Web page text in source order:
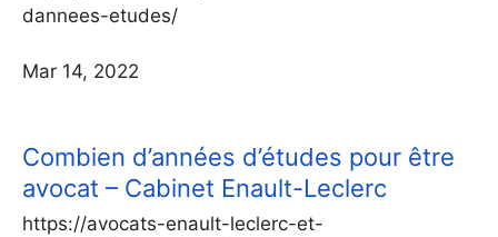
dannees-etudes/
Mar 14, 2022
Combien d’années d’études pour être
avocat – Cabinet Enault-Leclerc
https://avocats-enault-leclerc-et-